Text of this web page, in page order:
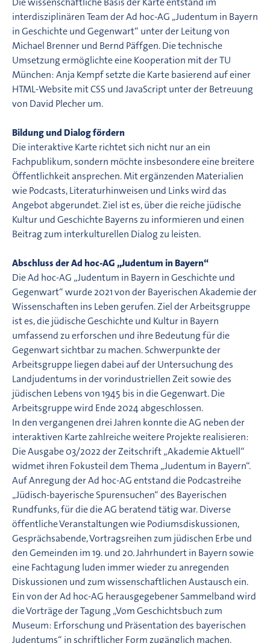
interdisziplinären Team der Ad hoc-AG „Judentum in Bayern
in Geschichte und Gegenwart“ unter der Leitung von
Michael Brenner und Bernd Päffgen. Die technische
Umsetzung ermöglichte eine Kooperation mit der TU
München: Anja Kempf setzte die Karte basierend auf einer
HTML-Website mit CSS und JavaScript unter der Betreuung
von David Plecher um.
Bildung und Dialog fördern
Die interaktive Karte richtet sich nicht nur an ein
Fachpublikum, sondern möchte insbesondere eine breitere
Öffentlichkeit ansprechen. Mit ergänzenden Materialien
wie Podcasts, Literaturhinweisen und Links wird das
Angebot abgerundet. Ziel ist es, über die reiche jüdische
Kultur und Geschichte Bayerns zu informieren und einen
Beitrag zum interkulturellen Dialog zu leisten.
Abschluss der Ad hoc-AG „Judentum in Bayern“
Die Ad hoc-AG „Judentum in Bayern in Geschichte und
Gegenwart“ wurde 2021 von der Bayerischen Akademie der
Wissenschaften ins Leben gerufen. Ziel der Arbeitsgruppe
ist es, die jüdische Geschichte und Kultur in Bayern
umfassend zu erforschen und ihre Bedeutung für die
Gegenwart sichtbar zu machen. Schwerpunkte der
Arbeitsgruppe liegen dabei auf der Untersuchung des
Landjudentums in der vorindustriellen Zeit sowie des
jüdischen Lebens von 1945 bis in die Gegenwart. Die
Arbeitsgruppe wird Ende 2024 abgeschlossen.
In den vergangenen drei Jahren konnte die AG neben der
interaktiven Karte zahlreiche weitere Projekte realisieren:
Die Ausgabe 03/2022 der Zeitschrift „Akademie Aktuell“
widmet ihren Fokusteil dem Thema „Judentum in Bayern“.
Auf Anregung der Ad hoc-AG entstand die Podcastreihe
„Jüdisch-bayerische Spurensuchen“ des Bayerischen
Rundfunks, für die die AG beratend tätig war. Diverse
öffentliche Veranstaltungen wie Podiumsdiskussionen,
Gesprächsabende, Vortragsreihen zum jüdischen Erbe und
den Gemeinden im 19. und 20. Jahrhundert in Bayern sowie
eine Fachtagung luden immer wieder zu anregenden
Diskussionen und zum wissenschaftlichen Austausch ein.
Ein von der Ad hoc-AG herausgegebener Sammelband wird
die Vorträge der Tagung „Vom Geschichtsbuch zum
Museum: Erforschung und Präsentation des bayerischen
Judentums“ in schriftlicher Form zugänglich machen.